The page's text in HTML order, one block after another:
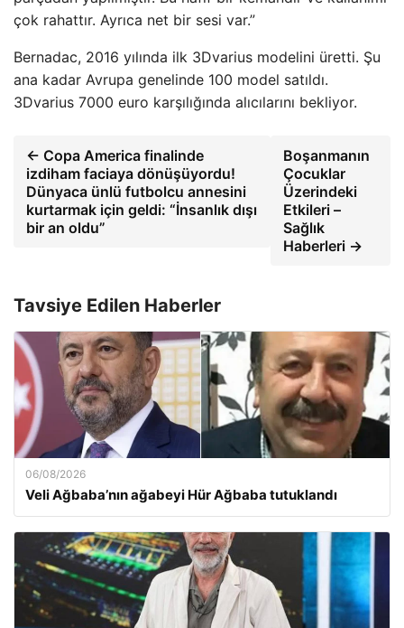
çok rahattır. Ayrıca net bir sesi var.”
Bernadac, 2016 yılında ilk 3Dvarius modelini üretti. Şu
ana kadar Avrupa genelinde 100 model satıldı.
3Dvarius 7000 euro karşılığında alıcılarını bekliyor.
← Copa America finalinde
izdiham faciaya dönüşüyordu!
Dünyaca ünlü futbolcu annesini
kurtarmak için geldi: “İnsanlık dışı
bir an oldu”
Boşanmanın
Çocuklar
Üzerindeki
Etkileri –
Sağlık
Haberleri →
Tavsiye Edilen Haberler
06/08/2026
Veli Ağbaba’nın ağabeyi Hür Ağbaba tutuklandı